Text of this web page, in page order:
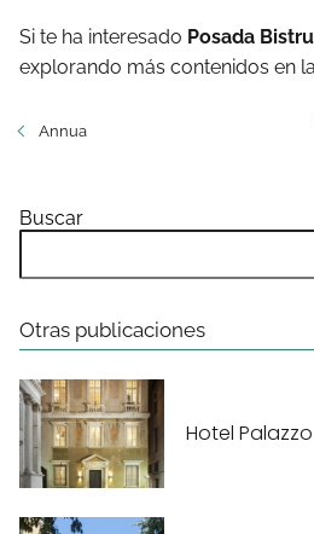
Si te ha interesado Posada
explorando más contenidos en
Annua
Buscar
Otras publicaciones
Hotel